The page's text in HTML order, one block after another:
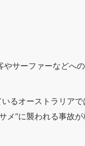
サーファーなどへ
るオーストラリア
”に襲われる事故が